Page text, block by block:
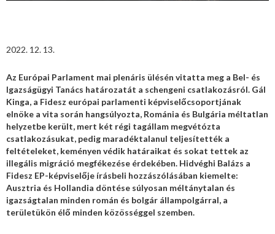
2022. 12. 13.
Az Európai Parlament mai plenáris ülésén vitatta meg a Bel- és
Igazságügyi Tanács határozatát a schengeni csatlakozásról. Gál
Kinga, a Fidesz európai parlamenti képviselőcsoportjának
elnöke a vita során hangsúlyozta, Románia és Bulgária méltatlan
helyzetbe került, mert két régi tagállam megvétózta
csatlakozásukat, pedig maradéktalanul teljesítették a
feltételeket, keményen védik határaikat és sokat tettek az
illegális migráció megfékezése érdekében. Hidvéghi Balázs a
Fidesz EP-képviselője írásbeli hozzászólásában kiemelte:
Ausztria és Hollandia döntése súlyosan méltánytalan és
igazságtalan minden román és bolgár állampolgárral, a
területükön élő minden közösséggel szemben.